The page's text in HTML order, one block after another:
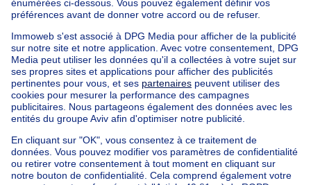
Maison à vendre Italie
Maison à vendre Luxembourg
Maison à vendre Pays-bas
Nos biens pas chèrsMaison à vendre pas cher
Appartements à louer pas cher
Nos biens à louer avec chambres
Appartement à vendre avec 3 chambres
Maison à vendre avec 3 chambres
Appartement à louer avec 3 chambres
Maison à louer avec 3 chambres
Appartement à louer avec 3 chambres Bruxelles-ville